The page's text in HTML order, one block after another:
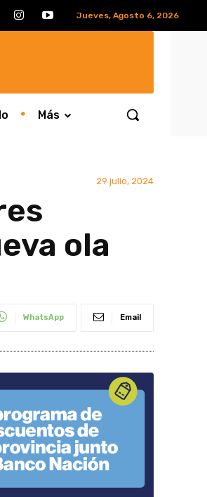
Jueves, Agosto 6, 2026
Más
29 julio, 2024
ola
WhatsApp Email